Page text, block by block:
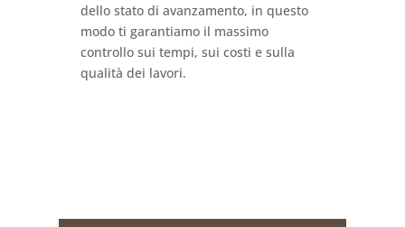
dello stato di avanzamento, in questo
modo ti garantiamo il massimo
controllo sui tempi, sui costi e sulla
qualità dei lavori.